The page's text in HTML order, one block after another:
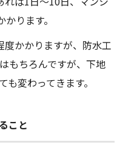
ります。
かかりますが、防水工
もちろんですが、下地
変わってきます。
こと